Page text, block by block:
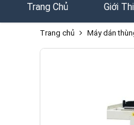
Trang Chủ Giới
Trang chủ Máy dán